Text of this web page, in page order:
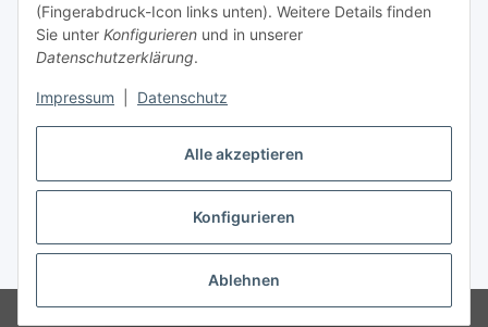
Alle akzeptieren
Konfigurieren
Ablehnen
(Fingerabdruck-Icon links unten). Weitere Details finden
Sie unter Konfigurieren und in unserer
Datenschutzerklärung.
Impressum Datenschutz
* Alle Preise inkl. gesetzlicher MwSt., zzgl.